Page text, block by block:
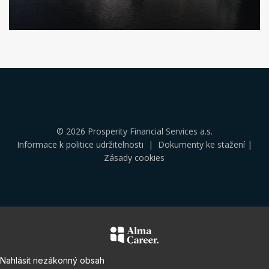
© 2026 Prosperity Financial Services a.s.
Informace k politice udržitelnosti | Dokumenty ke stažení|
Zásady cookies
Nahlásit nezákonný obsah